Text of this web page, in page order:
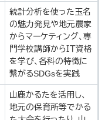
統計分析を使った玉名
の魅力発見や地元農家
からマーケティング、専
門学校講師からＩＴ資格
を学び、各科の特徴に
繋がるSDGsを実践
山鹿かるたを活用し、
地元の保育所等でかる